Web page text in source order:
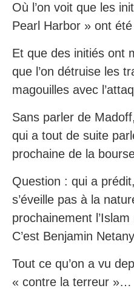
Où l’on voit que les
Pearl Harbor » ont
Et que des initiés ont
que l’on détruise les
magouilles avec
Sans parler de
qui a tout de suite
prochaine de la
Question : qui a
s’éveille pas à la
prochainement
C’est Benjamin
Tout ce qu’on a vu
« contre la terreur »…